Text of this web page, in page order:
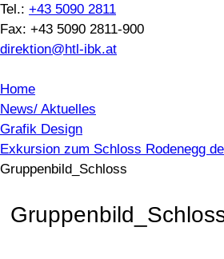
Tel.: +43 5090 2811
Fax: +43 5090 2811-900
direktion@htl-ibk.at
Home
News/ Aktuelles
Grafik Design
Exkursion zum Schloss Rodenegg
Gruppenbild_Schloss